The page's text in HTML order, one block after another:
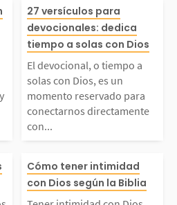
saber q
con
su a
mí no
El devocional,
o a solas con
un momento
o para
rectamente
o Padre
27 versículos para
devocionales: dedica
tiempo a solas con Dios
El devocional, o tiempo a
solas con Dios, es un
momento reservado para
conectarnos directamente
con...
sob
Tener
Cómo tener intimidad
con Dios según la Biblia